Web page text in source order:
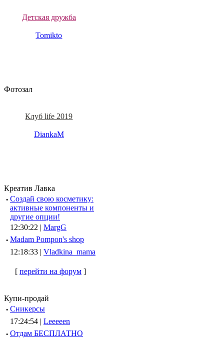
Детская дружба
Tomikto
Фотозал
Клуб life 2019
DiankaM
Креатив Лавка
· Создай свою косметику:
активные компоненты и
другие опции!
12:30:22 | MargG
· Madam Pompon's shop
12:18:33 | Vladkina_mama
[ перейти на форум ]
Купи-продай
· Сникерсы
17:24:54 | Leeeeen
· Отдам БЕСПЛАТНО